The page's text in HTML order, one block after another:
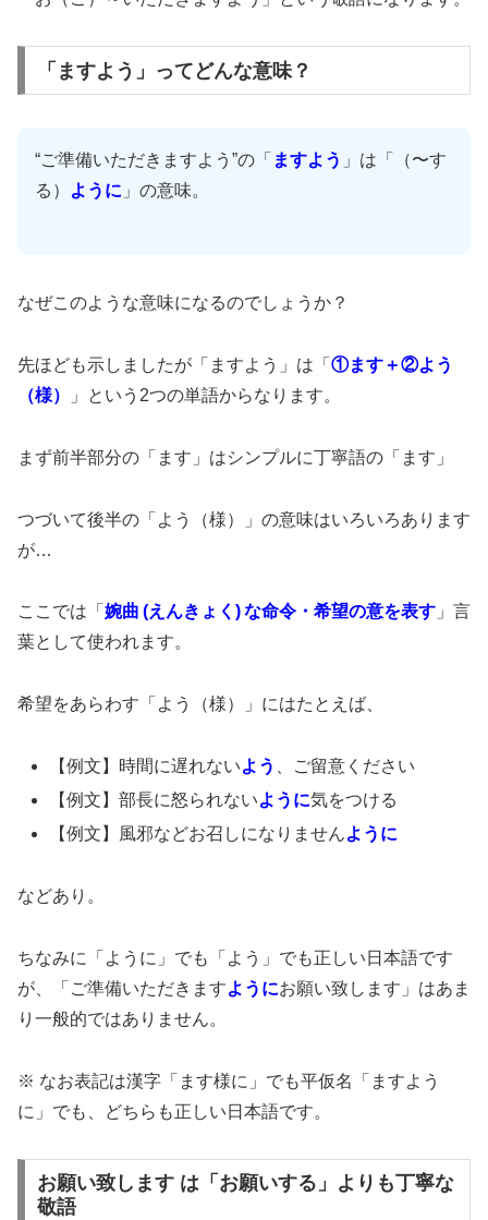
「ますよう」ってどんな意味？
“ご準備いただきますよう”の「 ますよう 」は「（〜す
る）
ように 」の意味。
なぜこのような意味になるのでしょうか？
先ほども示しましたが「ますよう」は「 ①ます＋②よう
（様）
」という2つの単語からなります。
まず前半部分の「ます」はシンプルに丁寧語の「ます」
つづいて後半の「よう（様）」の意味はいろいろあります
が…
ここでは「 婉曲 (えんきょく) な命令・希望の意を表す 」言
葉として使われます。
希望をあらわす「よう（様）」にはたとえば、
【例文】時間に遅れないよう
、ご留意ください
【例文】部長に怒られないように気をつける
【例文】風邪などお召しになりませんように
などあり。
ちなみに「ように」でも「よう」でも正しい日本語です
が、「ご準備いただきますようにお願い致します」はあま
り一般的ではありません。
※ なお表記は漢字「ます様に」でも平仮名「ますよう
に」でも、どちらも正しい日本語です。
お願い致します は「お願いする」よりも丁寧な
敬語